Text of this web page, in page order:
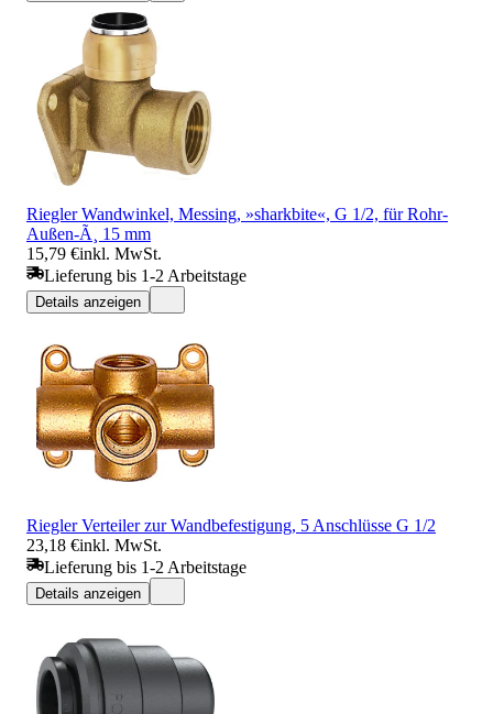
Riegler Wandwinkel, Messing, »sharkbite«, G 1/2, für Rohr-
Außen-Ã¸ 15 mm
15,79 €inkl. MwSt.
Lieferung bis 1-2 Arbeitstage
Details anzeigen
Riegler Verteiler zur Wandbefestigung, 5 Anschlüsse G 1/2
23,18 €inkl. MwSt.
Lieferung bis 1-2 Arbeitstage
Details anzeigen